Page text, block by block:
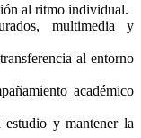
al ritmo individual.
multimedia y
al entorno
académico
estudio y mantener la